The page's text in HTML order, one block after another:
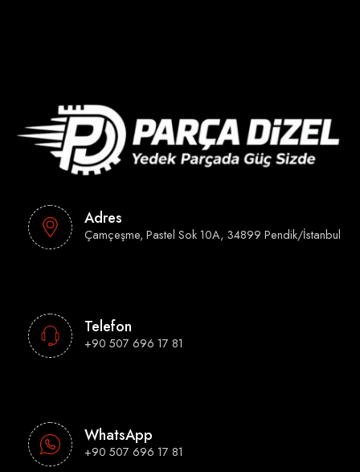
Adres
Çamçeşme, Pastel Sok 10A, 34899 Pendik/İstanbul
Telefon
+90 507 696 17 81
WhatsApp
+90 507 696 17 81